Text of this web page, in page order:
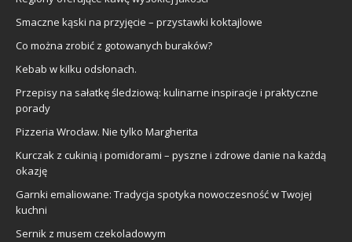
Smaczne kąski na przyjęcie – przystawki koktajlowe
Co można zrobić z gotowanych buraków?
Kebab w kilku odsłonach.
Przepisy na sałatkę śledziową: kulinarne inspiracje i praktyczne
porady
Pizzeria Wrocław. Nie tylko Margherita
Kurczak z cukinią i pomidorami – pyszne i zdrowe danie na każdą
okazję
Garnki emaliowane: Tradycja spotyka nowoczesność w Twojej
kuchni
Sernik z musem czekoladowym